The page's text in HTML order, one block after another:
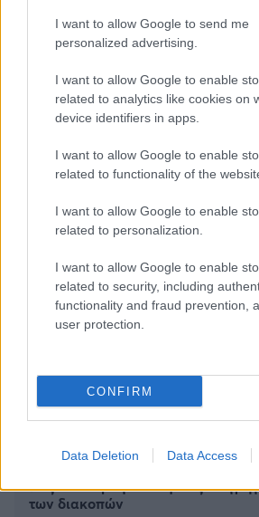
I want to allow Google to send me
personalized advertising.
I want to allow Google to enable
related to analytics like cookies on
device identifiers in apps.
I want to allow Google to enable
related to functionality of the
I want to allow Google to enable
related to personalization.
I want to allow Google to enable
related to security, including
functionality and fraud prevention,
user protection.
CONFIRM
Data Deletion Data Access
BEST OFINTERNET
6 γραφικά χωριά των Κυκλάδων
7 έξυπνα tips για να φτιάξετε
των διακοπών